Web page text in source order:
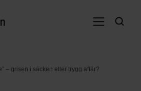
– grisen i säcken eller trygg affär?